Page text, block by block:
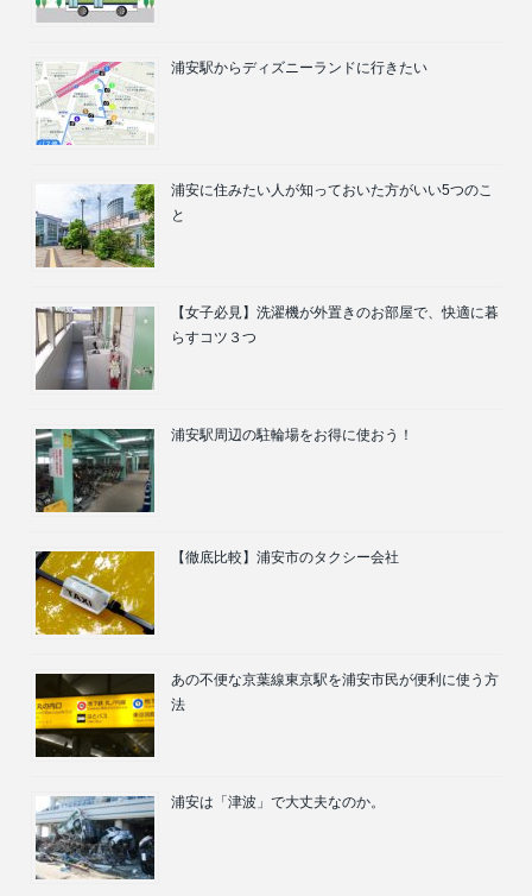
浦安駅からディズニーランドに行きたい
浦安に住みたい人が知っておいた方がいい5つのこ
と
【女子必見】洗濯機が外置きのお部屋で、快適に暮
らすコツ３つ
浦安駅周辺の駐輪場をお得に使おう！
【徹底比較】浦安市のタクシー会社
あの不便な京葉線東京駅を浦安市民が便利に使う方
法
浦安は「津波」で大丈夫なのか。